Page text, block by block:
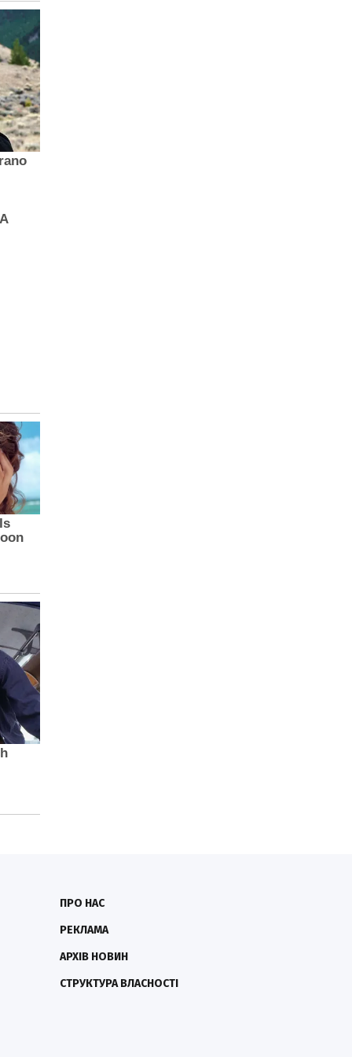
ПРО НАС
РЕКЛАМА
АРХІВ НОВИН
СТРУКТУРА ВЛАСНОСТІ